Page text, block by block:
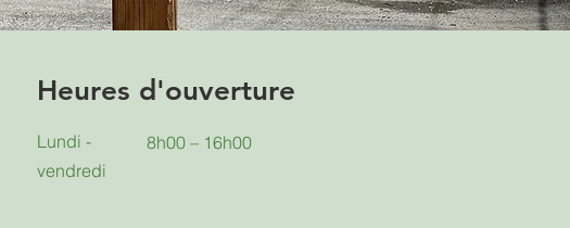
Heures d'ouverture
Lundi -
vendredi
8h00 – 16h00